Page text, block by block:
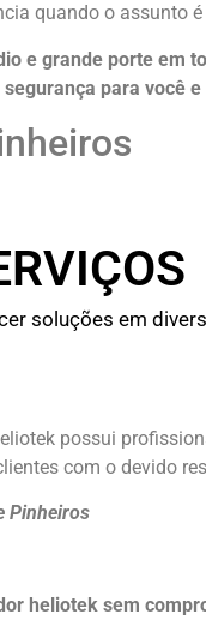
quando o assunto
e grande porte em
para você e
soluções em
possui
com o devido
Pinheiros
heliotek sem